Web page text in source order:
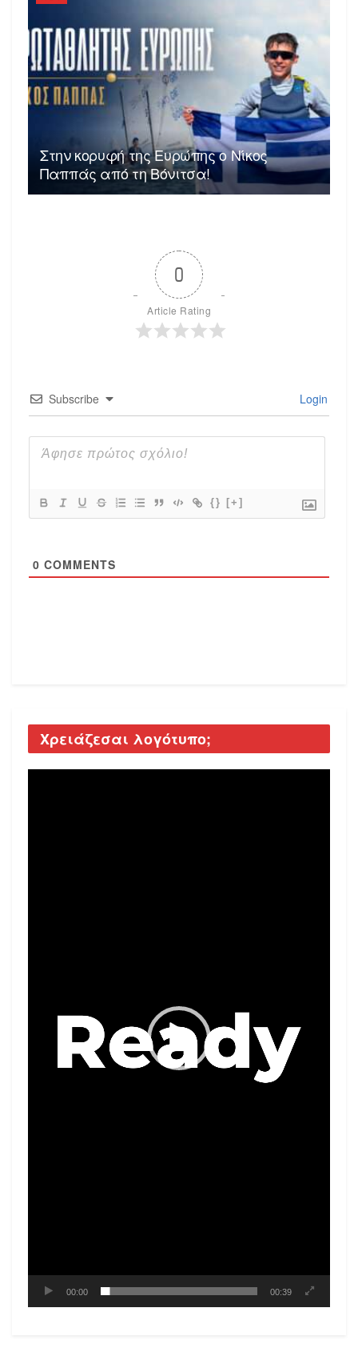
Στην κορυφή της Ευρώπης ο Νίκος
Παππάς από τη Βόνιτσα!
0
Article Rating
Subscribe Login
{} [+]
0 COMMENTS
Χρειάζεσαι λογότυπο;
00:00 00:39